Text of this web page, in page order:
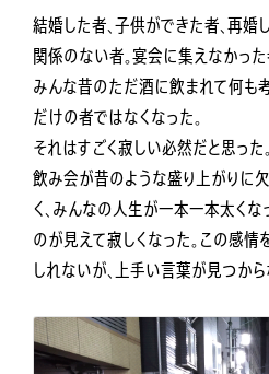
結婚した者、子供ができた者、再婚
関係のない者。宴会に集えなかった
みんな昔のただ酒に飲まれて何も
だけの者ではなくなった。
それはすごく寂しい必然だと思った。
飲み会が昔のような盛り上がりに
く、みんなの人生が一本一本太く
のが見えて寂しくなった。この感
しれないが、上手い言葉が見つから